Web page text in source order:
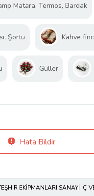
Matara, Termos, Bardak
Şortu Kahve
Güller
Hata Bildir
EKİPMANLARI SANAYİ İÇ